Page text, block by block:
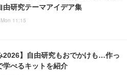
由研究テーマアイデア集
11:15
2026】自由研究もおでかけも…作っ
学べるキットを紹介